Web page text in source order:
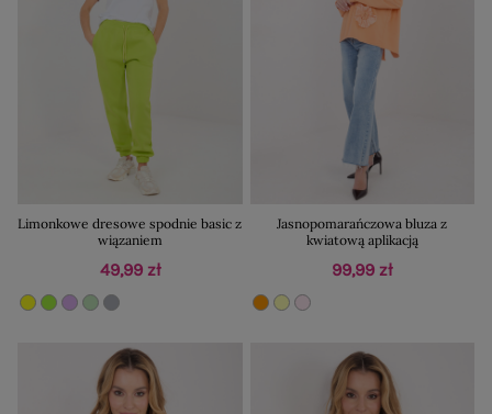
Limonkowe dresowe spodnie basic z
wiązaniem
49,99 zł
Jasnopomarańczowa bluza z
kwiatową aplikacją
99,99 zł